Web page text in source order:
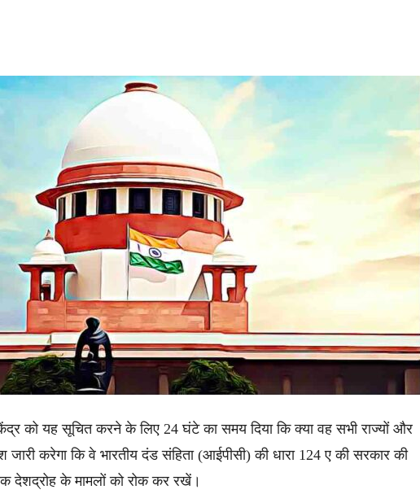
को यह सूचित करने के लिए 24 घंटे का समय दिया कि क्या वह सभी राज्यों और
जारी करेगा कि वे भारतीय दंड संहिता (आईपीसी) की धारा 124 ए की सरकार की
तक देशद्रोह के मामलों को रोक कर रखें।